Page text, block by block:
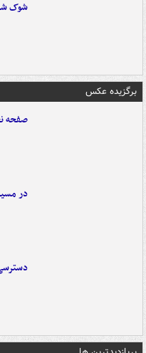
شوک
برگزیده عکس
صفحه
در